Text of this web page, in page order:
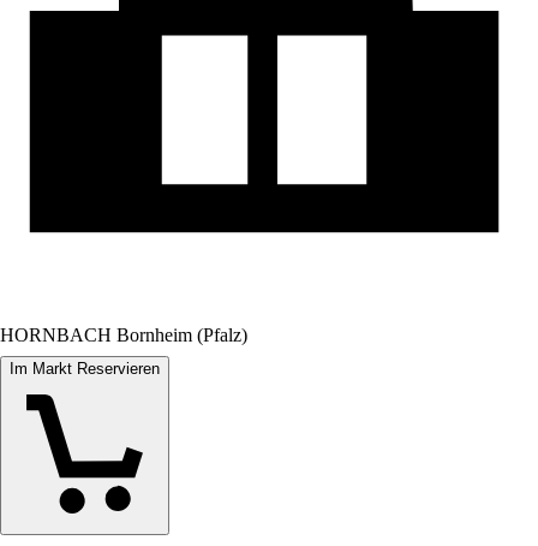
HORNBACH Bornheim (Pfalz)
Im Markt Reservieren